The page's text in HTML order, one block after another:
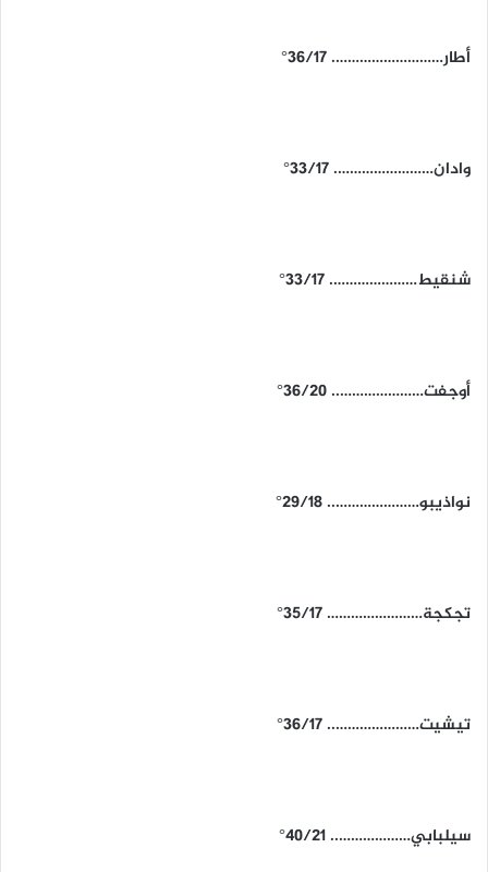
أطار………………………. 36/17°
وادان……………………. 33/17°
شنقيط…………………. 33/17°
أوجفت………………….. 36/20°
نواذيبو………………….. 29/18°
تجكجة…………………… 35/17°
تيشيت………………….. 36/17°
سيلبابي……………….. 40/21°